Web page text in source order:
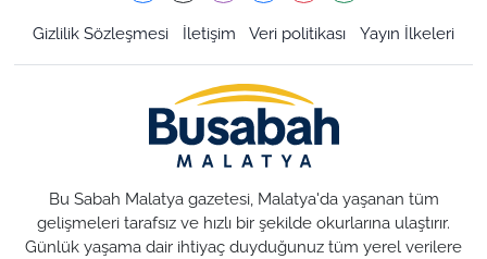
Gizlilik Sözleşmesi İletişim Veri politikası Yayın İlkeleri
Bu Sabah Malatya gazetesi, Malatya'da yaşanan tüm
gelişmeleri tarafsız ve hızlı bir şekilde okurlarına ulaştırır.
Günlük yaşama dair ihtiyaç duyduğunuz tüm yerel verilere